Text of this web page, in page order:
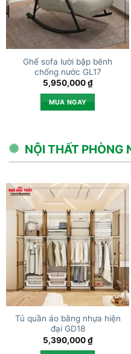
Ghế sofa lười bập bênh
chống nước GL17
5,950,000₫
MUA NGAY
NỘI THẤT PHÒNG
Tủ quần áo bằng nhựa hiện
đại GD18
5,390,000₫